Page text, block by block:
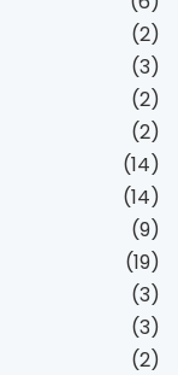
(2)
(3)
(2)
(2)
(14)
(14)
(9)
(19)
(3)
(3)
(2)